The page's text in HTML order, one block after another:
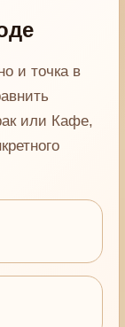
и точка в
или Кафе,